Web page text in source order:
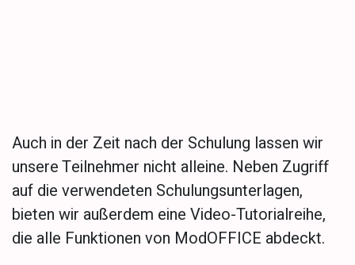
Auch in der Zeit nach der Schulung lassen wir
unsere Teilnehmer nicht alleine. Neben Zugriff
auf die verwendeten Schulungsunterlagen,
bieten wir außerdem eine Video-Tutorialreihe,
die alle Funktionen von ModOFFICE abdeckt.